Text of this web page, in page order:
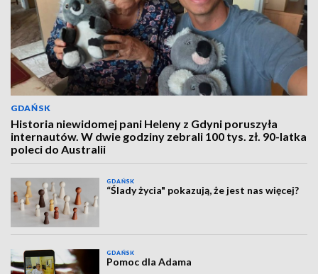
GDAŃSK
Historia niewidomej pani Heleny z Gdyni poruszyła
internautów. W dwie godziny zebrali 100 tys. zł. 90-latka
poleci do Australii
GDAŃSK
“Ślady życia" pokazują, że jest nas więcej?
GDAŃSK
Pomoc dla Adama